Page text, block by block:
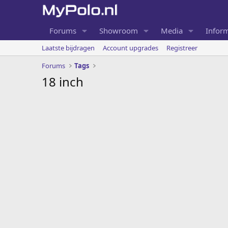
Forums Showroom Media
Laatste bijdragen Account upgrades
Registreer
Forums
Tags
18 inch